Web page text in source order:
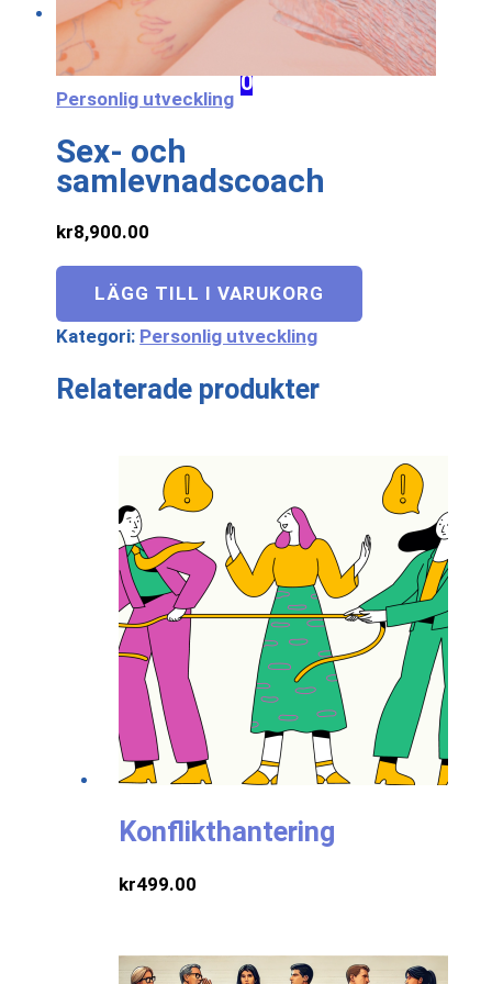
Mitt konto
0
Personlig utveckling
Sex- och
samlevnadscoach
kr8,900.00
LÄGG TILL I VARUKORG
Kategori: Personlig utveckling
Relaterade produkter
Konflikthantering
kr499.00